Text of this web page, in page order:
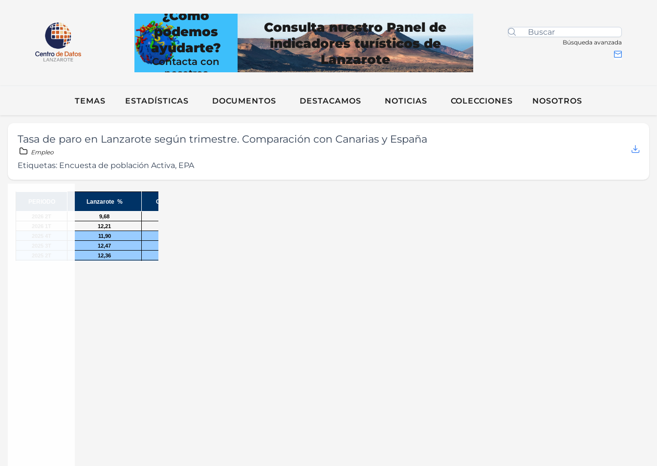
¿Cómo
podemos
ayudarte?
Contacta con
nosotros
Consulta nuestro Panel de
indicadores turísticos de
Lanzarote
Búsqueda avanzada
TEMAS ESTADÍSTICAS DOCUMENTOS DESTACAMOS NOTICIAS COLECCIONES NOSOTROS
Tasa de paro en Lanzarote según trimestre. Comparación con Canarias y España
Empleo
Etiquetas: Encuesta de población Activa, EPA